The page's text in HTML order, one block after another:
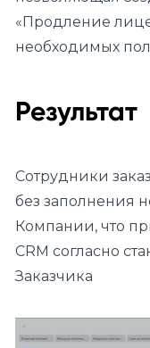
«Продление
необходимых
Результат
Сотрудники
без заполнения
Компании, что
CRM согласно
Заказчика